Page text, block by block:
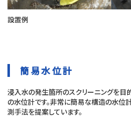
設置例
簡易水位計
浸入水の発生箇所のスクリーニングを目
の水位計です。非常に簡易な構造の水位
測手法を提案しています。